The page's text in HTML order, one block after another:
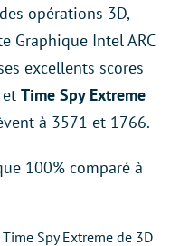
opérations 3D,
Graphique Intel ARC
excellents scores
et Time Spy Extreme
à 3571 et 1766.
100% comparé à